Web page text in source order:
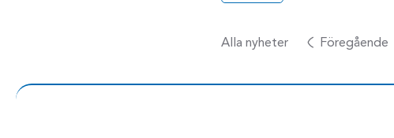
Alla nyheter Föregående